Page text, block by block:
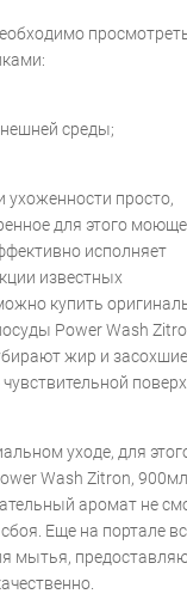
среды;
ухоженности просто,
для этого
исполняет
известных
купить
Power Wash
жир и засохшие
уходе, для
Wash Zitron,
аромат не
Еще на портале
мытья,